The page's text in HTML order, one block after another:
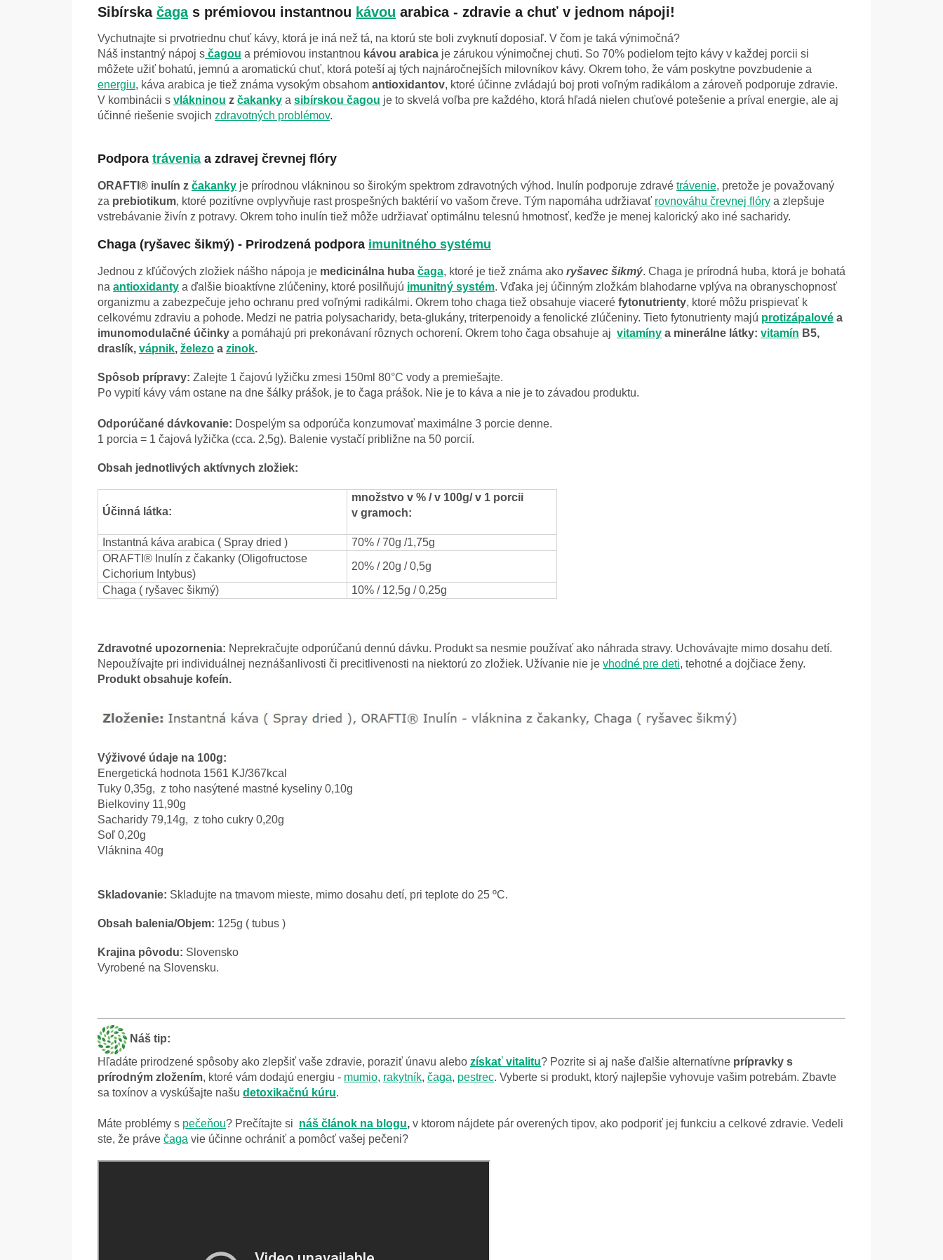
Sibírska čagas prémiovou instantnou kávou arabica - zdravie a chuť v jednom nápoji!
Vychutnajte si prvotriednu chuť kávy, ktorá je iná než tá, na ktorú ste boli zvyknutí doposiaľ. V čom je taká výnimočná?
Náš instantný nápoj s čagou a prémiovou instantnou kávou arabica je zárukou výnimočnej chuti. So 70% podielom tejto kávy v každej porcii si
môžete užiť bohatú, jemnú a aromatickú chuť, ktorá poteší aj tých najnáročnejších milovníkov kávy. Okrem toho, že vám poskytne povzbudenie a
energiu, káva arabica je tiež známa vysokým obsahom antioxidantov, ktoré účinne zvládajú boj proti voľným radikálom a zároveň podporuje zdravie.
V kombinácii s vlákninou z čakanky a sibírskou čagou je to skvelá voľba pre každého, ktorá hľadá nielen chuťové potešenie a príval energie, ale aj
účinné riešenie svojich zdravotných problémov.
Podpora trávenia a zdravej črevnej flóry
ORAFTI® inulín z čakanky je prírodnou vlákninou so širokým spektrom zdravotných výhod. Inulín podporuje zdravé trávenie, pretože je považovaný
za prebiotikum, ktoré pozitívne ovplyvňuje rast prospešných baktérií vo vašom čreve. Tým napomáha udržiavať rovnováhu črevnej flóry a zlepšuje
vstrebávanie živín z potravy. Okrem toho inulín tiež môže udržiavať optimálnu telesnú hmotnosť, keďže je menej kalorický ako iné sacharidy.
Chaga (ryšavec šikmý) - Prirodzená podpora imunitného systému
Jednou z kľúčových zložiek nášho nápoja je medicinálna huba čaga, ktoré je tiež známa ako ryšavec šikmý. Chaga je prírodná huba, ktorá je bohatá
na antioxidanty a ďalšie bioaktívne zlúčeniny, ktoré posilňujú imunitný systém. Vďaka jej účinným zložkám blahodarne vplýva na obranyschopnosť
organizmu a zabezpečuje jeho ochranu pred voľnými radikálmi. Okrem toho chaga tiež obsahuje viaceré fytonutrienty, ktoré môžu prispievať k
celkovému zdraviu a pohode. Medzi ne patria polysacharidy, beta-glukány, triterpenoidy a fenolické zlúčeniny. Tieto fytonutrienty majú protizápalové a
imunomodulačné účinky a pomáhajú pri prekonávaní rôznych ochorení. Okrem toho čaga obsahuje aj vitamíny a minerálne látky: vitamín B5,
draslík, vápnik, železo a zinok.
Spôsob prípravy: Zalejte 1 čajovú lyžičku zmesi 150ml 80°C vody a premiešajte.
Po vypití kávy vám ostane na dne šálky prášok, je to čaga prášok. Nie je to káva a nie je to závadou produktu.
Odporúčané dávkovanie: Dospelým sa odporúča konzumovať maximálne 3 porcie denne.
1 porcia = 1 čajová lyžička (cca. 2,5g). Balenie vystačí približne na 50 porcií.
Obsah jednotlivých aktívnych zložiek:
Účinná látka:
množstvo v % / v 100g/ v 1 porcii
v gramoch:
Instantná káva arabica ( Spray dried )
70% / 70g /1,75g
ORAFTI® Inulín z čakanky (Oligofructose
Cichorium Intybus)
20% / 20g / 0,5g
Chaga ( ryšavec šikmý)
10% / 12,5g / 0,25g
Zdravotné upozornenia: Neprekračujte odporúčanú dennú dávku. Produkt sa nesmie používať ako náhrada stravy. Uchovávajte mimo dosahu detí.
Nepoužívajte pri individuálnej neznášanlivosti či precitlivenosti na niektorú zo zložiek. Užívanie nie je vhodné pre deti, tehotné a dojčiace ženy.
Produkt obsahuje kofeín.
Výživové údaje na 100g:
Energetická hodnota 1561 KJ/367kcal
Tuky 0,35g, z toho nasýtené mastné kyseliny 0,10g
Bielkoviny 11,90g
Sacharidy 79,14g, z toho cukry 0,20g
Soľ 0,20g
Vláknina 40g
Skladovanie: Skladujte na tmavom mieste, mimo dosahu detí, pri teplote do 25 ºC.
Obsah balenia/Objem: 125g ( tubus )
Krajina pôvodu: Slovensko
Vyrobené na Slovensku.
Náš tip:
Hľadáte prirodzené spôsoby ako zlepšiť vaše zdravie, poraziť únavu alebo získať vitalitu? Pozrite si aj naše ďalšie alternatívne prípravky s
prírodným zložením, ktoré vám dodajú energiu - mumio, rakytník, čaga, pestrec. Vyberte si produkt, ktorý najlepšie vyhovuje vašim potrebám. Zbavte
sa toxínov a vyskúšajte našu detoxikačnú kúru.
Máte problémy s pečeňou? Prečítajte si náš článok na blogu, v ktorom nájdete pár overených tipov, ako podporiť jej funkciu a celkové zdravie. Vedeli
ste, že práve čaga vie účinne ochrániť a pomôcť vašej pečeni?